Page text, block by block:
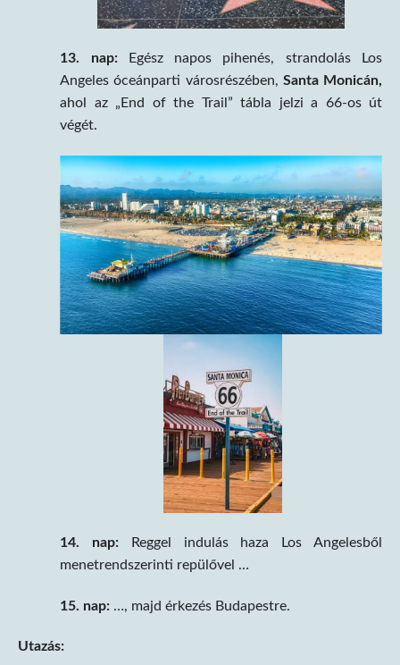
13. nap:Egész napos pihenés, strandolás Los
Angeles óceánparti városrészében, Santa Monicán,
ahol az „End of the Trail” tábla jelzi a 66-os út
végét.
14. nap: Reggel indulás haza Los Angelesből
menetrendszerinti repülővel …
15. nap: …, majd érkezés Budapestre.
Utazás: